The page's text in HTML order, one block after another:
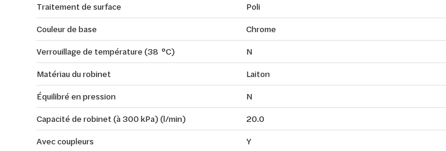
Traitement de surface
Poli
Couleur de base
Chrome
Verrouillage de température (38 °C)
N
Matériau du robinet
Laiton
Équilibré en pression
N
Capacité de robinet (à 300 kPa) (l/min)
20.0
Avec coupleurs
Y